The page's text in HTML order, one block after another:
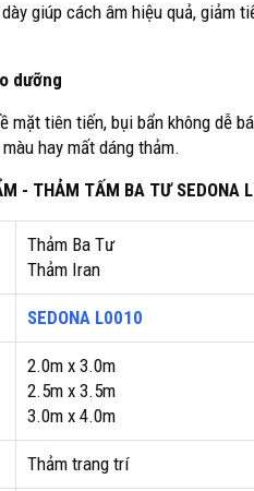
giúp cách âm hiệu quả, giảm
dưỡng
mặt tiên tiến, bụi bẩn không dễ
hay mất dáng thảm.
- THẢM TẤM BA TƯ SEDONA
Thảm Ba Tư
Thảm Iran
SEDONA L0010
2.0m x 3.0m
2.5m x 3.5m
3.0m x 4.0m
Thảm trang trí